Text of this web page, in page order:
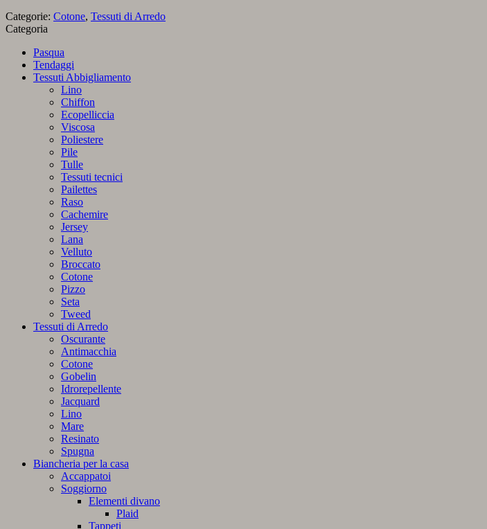
Categorie: Cotone, Tessuti di Arredo
Categoria
Pasqua
Tendaggi
Tessuti Abbigliamento
Lino
Chiffon
Ecopelliccia
Viscosa
Poliestere
Pile
Tulle
Tessuti tecnici
Pailettes
Raso
Cachemire
Jersey
Lana
Velluto
Broccato
Cotone
Pizzo
Seta
Tweed
Tessuti di Arredo
Oscurante
Antimacchia
Cotone
Gobelin
Idrorepellente
Jacquard
Lino
Mare
Resinato
Spugna
Biancheria per la casa
Accappatoi
Soggiorno
Elementi divano
Plaid
Tappeti